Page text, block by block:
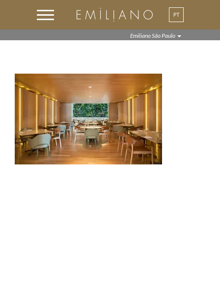
PT
EN
Emiliano São Paulo